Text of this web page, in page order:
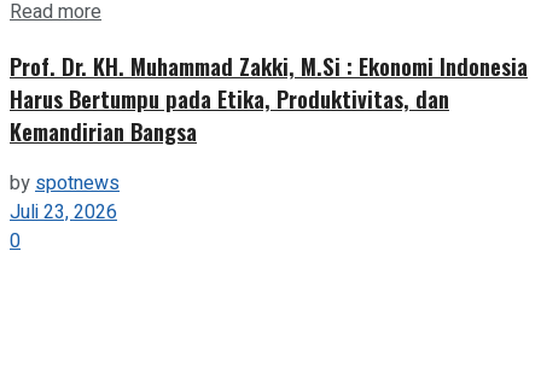
Read more
Prof. Dr. KH. Muhammad Zakki, M.Si : Ekonomi Indonesia
Harus Bertumpu pada Etika, Produktivitas, dan
Kemandirian Bangsa
byspotnews
Juli 23, 2026
0